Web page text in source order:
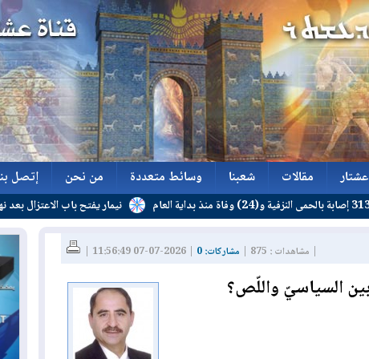
مقالات
مقالات
شعبنا
شعبنا
وسائط متعددة
وسائط متعددة
من نحن
من نحن
إتصل
إتصل
نيمار يفتح باب الاعتزال بعد نهاية عقده
| مشاهدات : 875 | مشاركات: 0
السياسيّ واللّص؟